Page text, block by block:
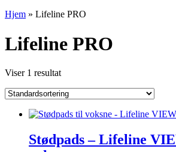
Hjem » Lifeline PRO
Lifeline PRO
Viser 1 resultat
Stødpads – Lifeline